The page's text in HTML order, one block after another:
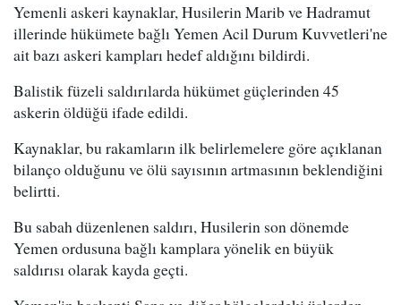
Yemenli askeri kaynaklar, Husilerin Marib ve Hadramut
illerinde hükümete bağlı Yemen Acil Durum Kuvvetleri'ne
ait bazı askeri kampları hedef aldığını bildirdi.
Balistik füzeli saldırılarda hükümet güçlerinden 45
askerin öldüğü ifade edildi.
Kaynaklar, bu rakamların ilk belirlemelere göre açıklanan
bilanço olduğunu ve ölü sayısının artmasının beklendiğini
belirtti.
Bu sabah düzenlenen saldırı, Husilerin son dönemde
Yemen ordusuna bağlı kamplara yönelik en büyük
saldırısı olarak kayda geçti.